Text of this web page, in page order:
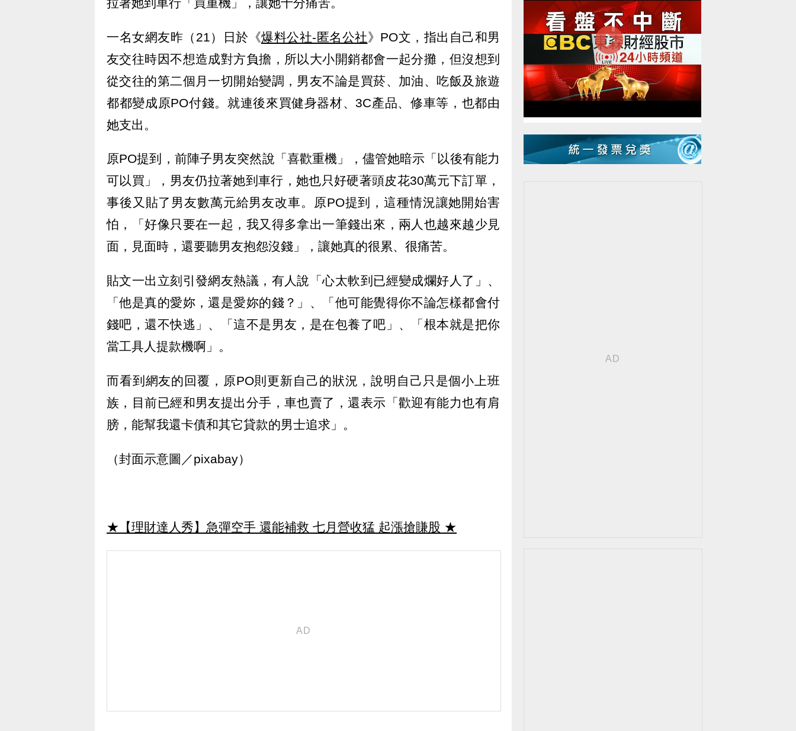
一名女網友昨（21）日於《爆料公社-匿名公社》PO文，指出自己和男
友交往時因不想造成對方負擔，所以大小開銷都會一起分攤，但沒想到
從交往的第二個月一切開始變調，男友不論是買菸、加油、吃飯及旅遊
都都變成原PO付錢。就連後來買健身器材、3C產品、修車等，也都由
她支出。
原PO提到，前陣子男友突然說「喜歡重機」，儘管她暗示「以後有能力
可以買」，男友仍拉著她到車行，她也只好硬著頭皮花30萬元下訂單，
事後又貼了男友數萬元給男友改車。原PO提到，這種情況讓她開始害
怕，「好像只要在一起，我又得多拿出一筆錢出來，兩人也越來越少見
面，見面時，還要聽男友抱怨沒錢」，讓她真的很累、很痛苦。
貼文一出立刻引發網友熱議，有人說「心太軟到已經變成爛好人了」、
「他是真的愛妳，還是愛妳的錢？」、「他可能覺得你不論怎樣都會付
錢吧，還不快逃」、「這不是男友，是在包養了吧」、「根本就是把你
當工具人提款機啊」。
而看到網友的回覆，原PO則更新自己的狀況，說明自己只是個小上班
族，目前已經和男友提出分手，車也賣了，還表示「歡迎有能力也有肩
膀，能幫我還卡債和其它貸款的男士追求」。
（封面示意圖／pixabay）
★【理財達人秀】急彈空手 還能補救 七月營收猛 起漲搶賺股 ★